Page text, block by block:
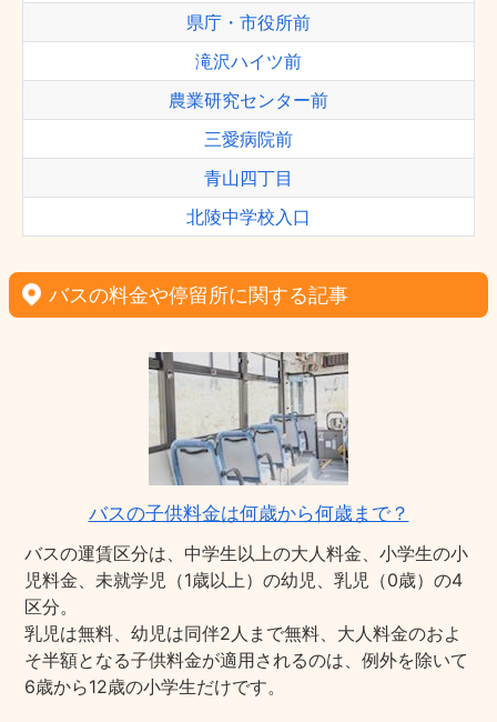
県庁・市役所前
滝沢ハイツ前
農業研究センター前
三愛病院前
青山四丁目
北陵中学校入口
バスの料金や停留所に関する記事
バスの子供料金は何歳から何歳まで？
バスの運賃区分は、中学生以上の大人料金、小学生の小
児料金、未就学児（1歳以上）の幼児、乳児（0歳）の4
区分。
乳児は無料、幼児は同伴2人まで無料、大人料金のおよ
そ半額となる子供料金が適用されるのは、例外を除いて
6歳から12歳の小学生だけです。